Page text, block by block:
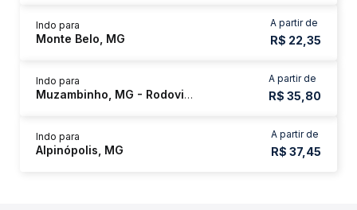
A partir de
R$ 22,35
Indo para
Monte Belo, MG
A partir de
R$ 35,80
Indo para
Muzambinho, MG - Rodoviária
A partir de
R$ 37,45
Indo para
Alpinópolis, MG